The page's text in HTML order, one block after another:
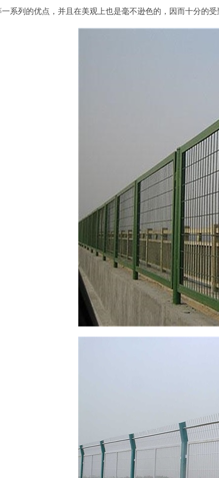
一系列的优点，并且在美观上也是毫不逊色的，因而十分的受